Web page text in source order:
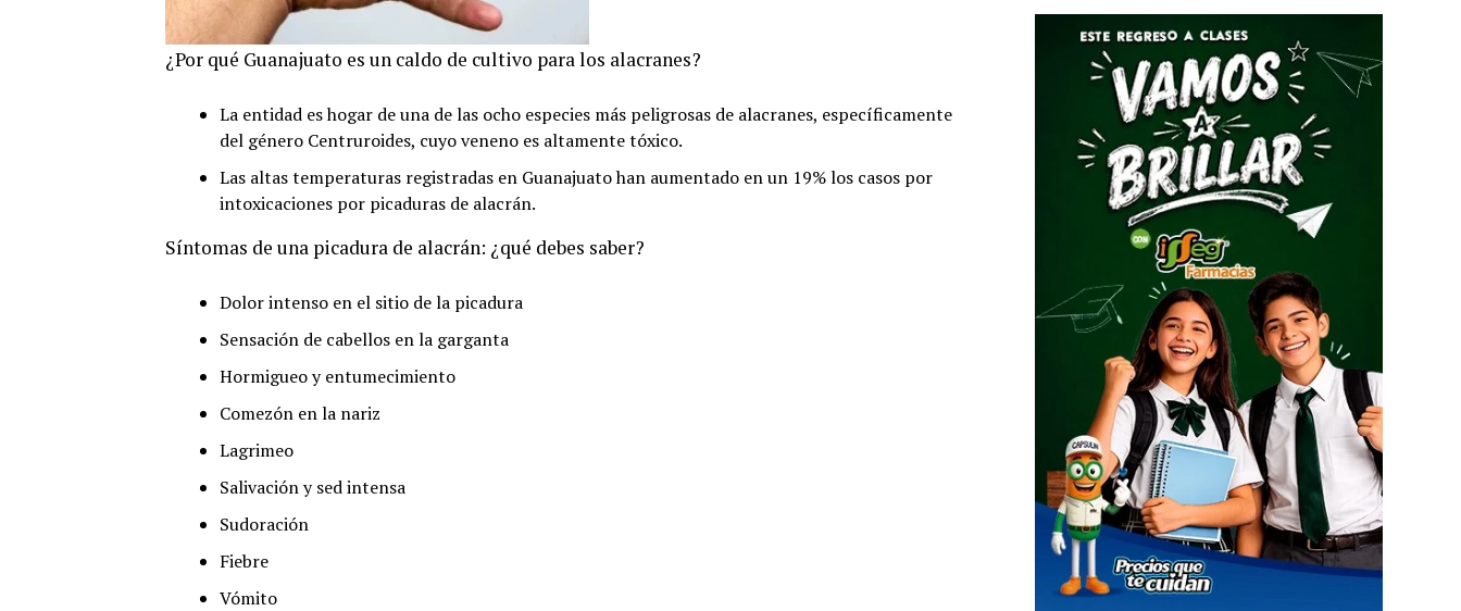
¿Por qué Guanajuato es un caldo de cultivo para los alacranes?
La entidad es hogar de una de las ocho especies más peligrosas de alacranes, específicamente
del género Centruroides, cuyo veneno es altamente tóxico.
Las altas temperaturas registradas en Guanajuato han aumentado en un 19% los casos por
intoxicaciones por picaduras de alacrán.
Síntomas de una picadura de alacrán: ¿qué debes saber?
Dolor intenso en el sitio de la picadura
Sensación de cabellos en la garganta
Hormigueo y entumecimiento
Comezón en la nariz
Lagrimeo
Salivación y sed intensa
Sudoración
Fiebre
Vómito